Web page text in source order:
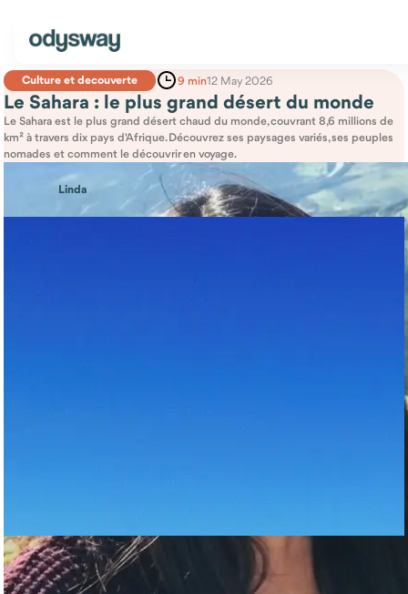
Culture et decouverte 9 min12 May 2026
Le Sahara : le plus grand désert du monde
Le Sahara est le plus grand désert chaud du monde, couvrant 8,6 millions de
km² à travers dix pays d'Afrique. Découvrez ses paysages variés, ses peuples
nomades et comment le découvrir en voyage.
Linda